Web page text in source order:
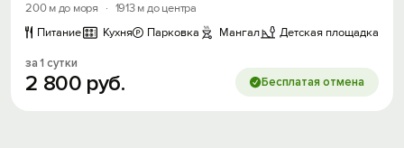
200 м до моря
· 1913 м до центра
Питание
Кухня Парковка Мангал Детская площадка
за 1 сутки
2 800 руб. Бесплатая отмена